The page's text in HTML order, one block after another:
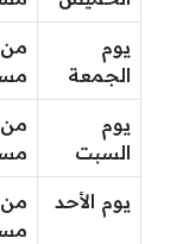
يوم
الجمعة
يوم
السبت
يوم الأحد